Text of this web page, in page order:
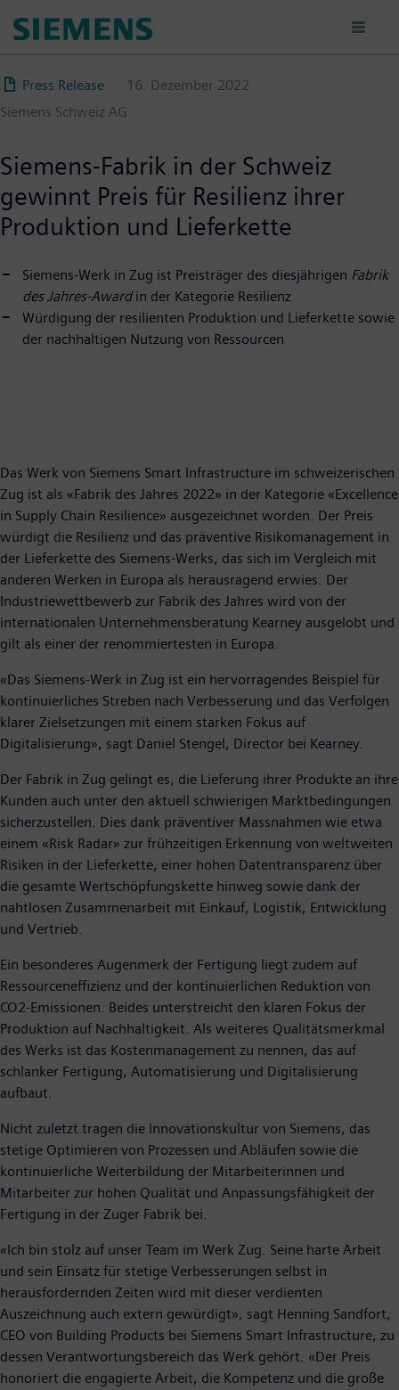
zum
Press Release
16. Dezember 2022
Siemens Schweiz AG
Siemens-Fabrik in der Schweiz
gewinnt Preis für Resilienz ihrer
Produktion und Lieferkette
Siemens-Werk in Zug ist Preisträger des diesjährigen Fabrik
des Jahres-Awardin der Kategorie Resilienz
Würdigung der resilienten Produktion und Lieferkette sowie
der nachhaltigen Nutzung von Ressourcen
Das Werk von Siemens Smart Infrastructure im schweizerischen
Zug ist als «Fabrik des Jahres 2022» in der Kategorie «Excellence
in Supply Chain Resilience» ausgezeichnet worden. Der Preis
würdigt die Resilienz und das präventive Risikomanagement in
der Lieferkette des Siemens-Werks, das sich im Vergleich mit
anderen Werken in Europa als herausragend erwies. Der
Industriewettbewerb zur Fabrik des Jahres wird von der
internationalen Unternehmensberatung Kearney ausgelobt und
gilt als einer der renommiertesten in Europa.
«Das Siemens-Werk in Zug ist ein hervorragendes Beispiel für
kontinuierliches Streben nach Verbesserung und das Verfolgen
klarer Zielsetzungen mit einem starken Fokus auf
Digitalisierung», sagt Daniel Stengel, Director bei Kearney.
Der Fabrik in Zug gelingt es, die Lieferung ihrer Produkte an ihre
Kunden auch unter den aktuell schwierigen Marktbedingungen
sicherzustellen. Dies dank präventiver Massnahmen wie etwa
einem «Risk Radar» zur frühzeitigen Erkennung von weltweiten
Risiken in der Lieferkette, einer hohen Datentransparenz über
die gesamte Wertschöpfungskette hinweg sowie dank der
nahtlosen Zusammenarbeit mit Einkauf, Logistik, Entwicklung
und Vertrieb.
Ein besonderes Augenmerk der Fertigung liegt zudem auf
Ressourceneffizienz und der kontinuierlichen Reduktion von
CO2-Emissionen. Beides unterstreicht den klaren Fokus der
Produktion auf Nachhaltigkeit. Als weiteres Qualitätsmerkmal
des Werks ist das Kostenmanagement zu nennen, das auf
schlanker Fertigung, Automatisierung und Digitalisierung
aufbaut.
Nicht zuletzt tragen die Innovationskultur von Siemens, das
stetige Optimieren von Prozessen und Abläufen sowie die
kontinuierliche Weiterbildung der Mitarbeiterinnen und
Mitarbeiter zur hohen Qualität und Anpassungsfähigkeit der
Fertigung in der Zuger Fabrik bei.
«Ich bin stolz auf unser Team im Werk Zug. Seine harte Arbeit
und sein Einsatz für stetige Verbesserungen selbst in
herausfordernden Zeiten wird mit dieser verdienten
Auszeichnung auch extern gewürdigt», sagt Henning Sandfort,
CEO von Building Products bei Siemens Smart Infrastructure, zu
dessen Verantwortungsbereich das Werk gehört. «Der Preis
honoriert die engagierte Arbeit, die Kompetenz und die große